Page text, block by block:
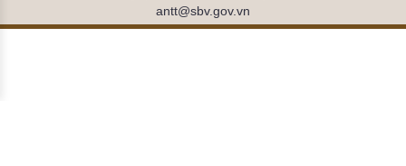
antt@sbv.gov.vn